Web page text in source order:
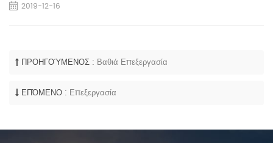
2019-12-16
ΠΡΟΗΓΟΎΜΕΝΟΣ : Βαθιά Επεξεργασία
ΕΠΌΜΕΝΟ : Επεξεργασία